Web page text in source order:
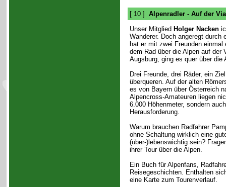
[ 10 ] Alpenradler - Auf der
Unser Mitglied Holger Nacken
Wanderer. Doch angeregt durch
hat er mit zwei Freunden
dem Rad über die Alpen auf der
Augsburg, ging es quer über die
Drei Freunde, drei Räder, ein
überqueren. Auf der alten
es von Bayern über Österreich
Alpencross-Amateuren liegen
6.000 Höhenmeter, sondern
Herausforderung.
Warum brauchen Radfahrer
ohne Schaltung wirklich eine
(über-)lebenswichtig sein?
ihrer Tour über die Alpen.
Ein Buch für Alpenfans,
Reisegeschichten. Enthalten
eine Karte zum Tourenverlauf.